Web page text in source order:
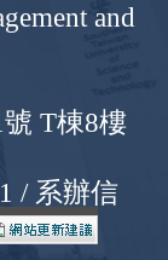
and
T棟8樓
/ 系辦信